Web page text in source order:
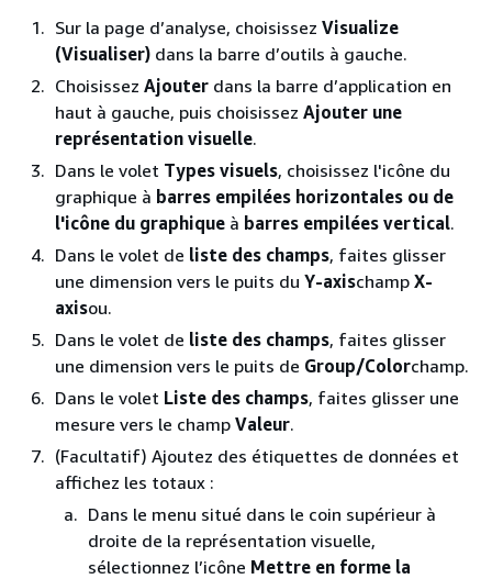
Sur la page d’analyse, choisissez Visualize
(Visualiser) dans la barre d’outils à gauche.
Choisissez Ajouter dans la barre d’application en
haut à gauche, puis choisissez Ajouter une
représentation visuelle.
Dans le volet Types visuels, choisissez l'icône du
graphique à barres empilées horizontales ou de
l'icône du graphique à barres empilées vertical.
Dans le volet de liste des champs, faites glisser
une dimension vers le puits du Y-axischamp X-
axisou.
Dans le volet de liste des champs, faites glisser
une dimension vers le puits de Group/Colorchamp.
Dans le volet Liste des champs, faites glisser une
mesure vers le champ Valeur.
(Facultatif) Ajoutez des étiquettes de données et
affichez les totaux :
Dans le menu situé dans le coin supérieur à
droite de la représentation visuelle,
sélectionnez l’icône Mettre en forme la